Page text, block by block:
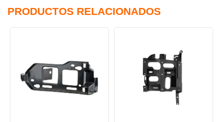
PRODUCTOS RELACIONADOS